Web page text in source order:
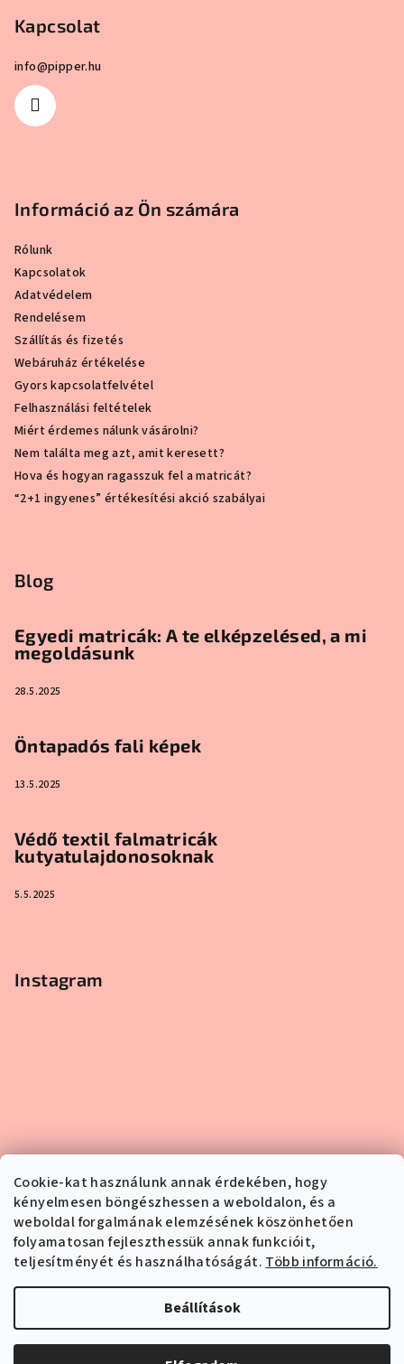
Cookie-kat használunk annak érdekében, hogy
kényelmesen böngészhessen a weboldalon, és a
weboldal forgalmának elemzésének köszönhetően
folyamatosan fejleszthessük annak funkcióit,
teljesítményét és használhatóságát. Több információ.
Beállítások
Kapcsolat
info@pipper.hu
Információ az Ön számára
Rólunk
Kapcsolatok
Adatvédelem
Rendelésem
Szállítás és fizetés
Webáruház értékelése
Gyors kapcsolatfelvétel
Felhasználási feltételek
Miért érdemes nálunk vásárolni?
Nem találta meg azt, amit keresett?
Hova és hogyan ragasszuk fel a matricát?
“2+1 ingyenes” értékesítési akció szabályai
Blog
Egyedi matricák: A te elképzelésed, a mi
megoldásunk
28.5.2025
Öntapadós fali képek
13.5.2025
Védő textil falmatricák
kutyatulajdonosoknak
5.5.2025
Instagram
Kövessen minket az Instagramon